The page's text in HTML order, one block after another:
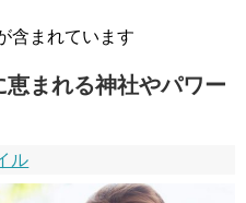
含まれています
まれる神社やパワー
ル